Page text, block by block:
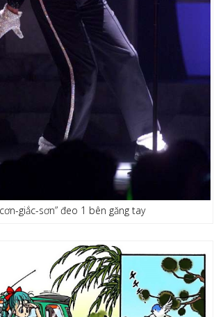
giắc-sơn” đeo 1 bên găng tay